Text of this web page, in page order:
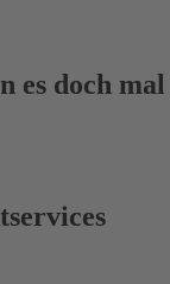
es doch mal